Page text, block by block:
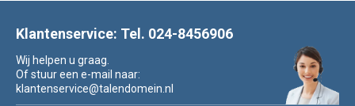
Klantenservice: Tel. 024-8456906
Wij helpen u graag.
Of stuur een e-mail naar:
klantenservice@talendomein.nl